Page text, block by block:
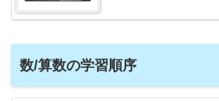
数/算数の学習順序